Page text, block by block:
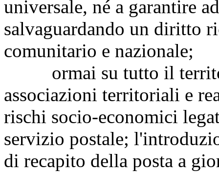
universale, né a garantire
salvaguardando un diritto
comunitario e nazionale;
ormai su tutto il
associazioni territoriali e
rischi socio-economici
servizio postale;
di recapito della posta a